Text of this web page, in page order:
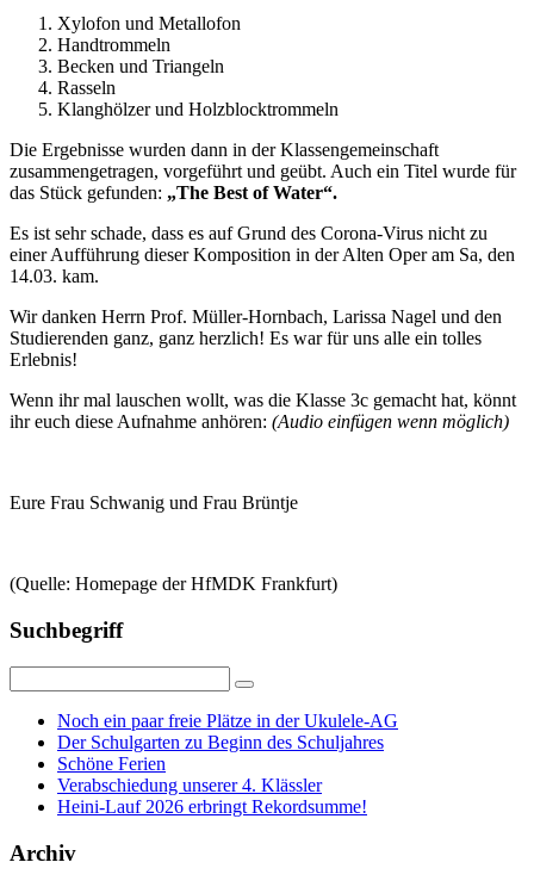
Xylofon und Metallofon
Handtrommeln
Becken und Triangeln
Rasseln
Klanghölzer und Holzblocktrommeln
Die Ergebnisse wurden dann in der Klassengemeinschaft
zusammengetragen, vorgeführt und geübt. Auch ein Titel wurde für
das Stück gefunden: „The Best of Water“.
Es ist sehr schade, dass es auf Grund des Corona-Virus nicht zu
einer Aufführung dieser Komposition in der Alten Oper am Sa, den
14.03. kam.
Wir danken Herrn Prof. Müller-Hornbach, Larissa Nagel und den
Studierenden ganz, ganz herzlich! Es war für uns alle ein tolles
Erlebnis!
Wenn ihr mal lauschen wollt, was die Klasse 3c gemacht hat, könnt
ihr euch diese Aufnahme anhören: (Audio einfügen wenn möglich)
Eure Frau Schwanig und Frau Brüntje
(Quelle: Homepage der HfMDK Frankfurt)
Suchbegriff
Noch ein paar freie Plätze in der Ukulele-AG
Der Schulgarten zu Beginn des Schuljahres
Schöne Ferien
Verabschiedung unserer 4. Klässler
Heini-Lauf 2026 erbringt Rekordsumme!
Archiv